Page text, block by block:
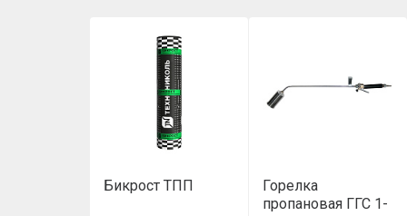
Бикрост ТПП
Горелка
пропановая ГГС 1-